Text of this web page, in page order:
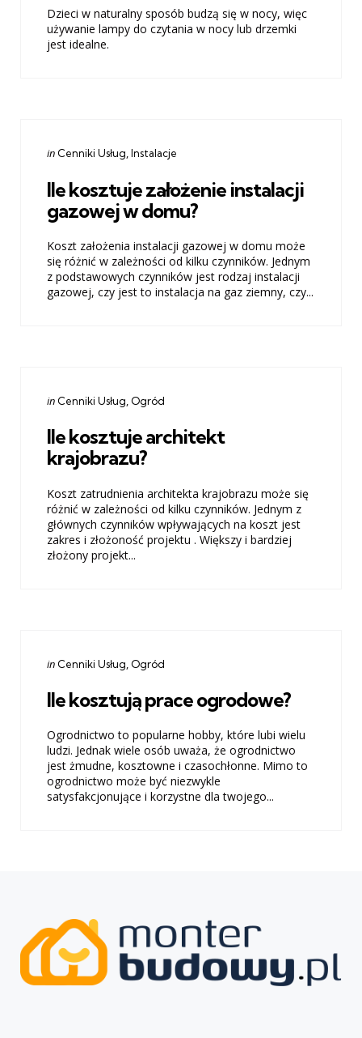
Dzieci w naturalny sposób budzą się w nocy, więc
używanie lampy do czytania w nocy lub drzemki
jest idealne.
Categories
Posted
in Cenniki Usług Instalacje
Ile kosztuje założenie instalacji
gazowej w domu?
Koszt założenia instalacji gazowej w domu może
się różnić w zależności od kilku czynników. Jednym
z podstawowych czynników jest rodzaj instalacji
gazowej, czy jest to instalacja na gaz ziemny, czy...
Categories
Posted
in Cenniki Usług Ogród
Ile kosztuje architekt
krajobrazu?
Koszt zatrudnienia architekta krajobrazu może się
różnić w zależności od kilku czynników. Jednym z
głównych czynników wpływających na koszt jest
zakres i złożoność projektu . Większy i bardziej
złożony projekt...
Categories
Posted
in Cenniki Usług Ogród
Ile kosztują prace ogrodowe?
Ogrodnictwo to popularne hobby, które lubi wielu
ludzi. Jednak wiele osób uważa, że ​​ogrodnictwo
jest żmudne, kosztowne i czasochłonne. Mimo to
ogrodnictwo może być niezwykle
satysfakcjonujące i korzystne dla twojego...